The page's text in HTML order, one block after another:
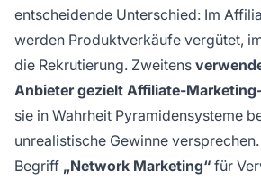
entscheidende Unterschied: Im
werden Produktverkäufe vergütet,
die Rekrutierung. Zweitens
Anbieter gezielt Affiliate-
sie in Wahrheit Pyramidensysteme
unrealistische Gewinne
Begriff „Network Marketing“ für